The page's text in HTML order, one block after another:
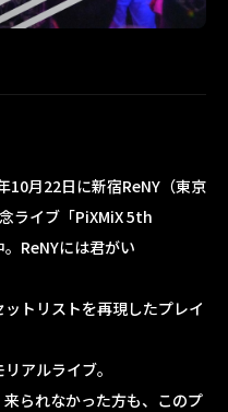
10月22日に新宿ReNY（東京
ライブ 「PiXMiX 5th
ReNYには君がい
トリストを再現したプレイ
アルライブ。
られなかった方も、このプ